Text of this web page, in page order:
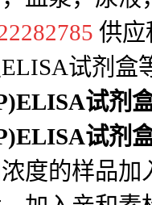
试剂
度的样品
加入亲和
B，和酶结
试剂